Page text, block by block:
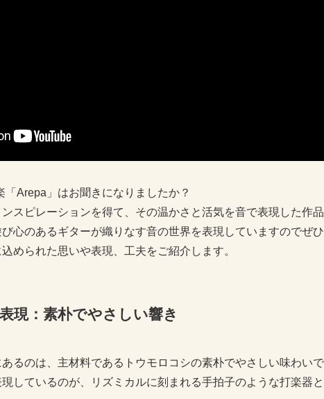
「Arepa」はお聞きになりましたか？
スピレーションを得て、その温かさと活気を音で表現した作
心のあるギターが織りなす音の世界を表現していますのでぜ
められた思いや表現、工夫をご紹介します。
現：素朴でやさしい響き
るのは、主材料であるトウモロコシの素朴でやさしい味わいで
しているのが、リズミカルに刻まれる手拍子のような打楽器